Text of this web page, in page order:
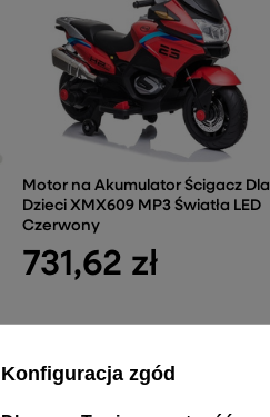
Motor na Akumulator Ścigacz Dla
Dzieci XMX609 MP3 Światła LED
Czerwony
731,62 zł
Konfiguracja zgód